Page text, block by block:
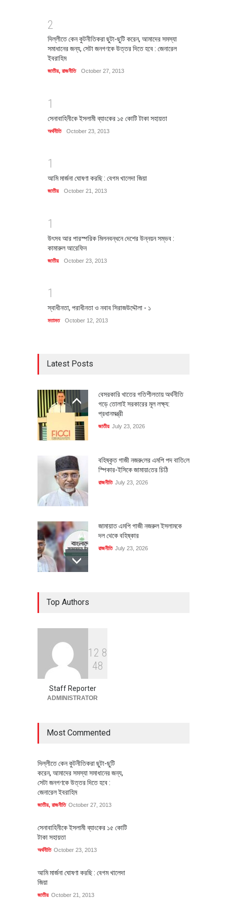
2
দিল্লীতে কেন কুটনীতিকরা ছুটা-ছুটি করেন, আমাদের সমস্যা
সমাধানের জন্য, সেটা জনগণকে উত্তর দিতে হবে : জেনারেল
ইবরাহিম
জাতীয়, রাজনীতি October 27, 2013
1
সেনাবাহিনীকে ইসলামী ব্যাংকের ১৫ কোটি টাকা সহায়তা
অর্থনীতি October 23, 2013
1
আমি মার্জনা ঘোষণা করছি : বেগম খালেদা জিয়া
জাতীয় October 21, 2013
1
উৎসব আর পারস্পরিক মিলনবন্ধনে দেশের উন্নয়ন সম্ভব :
কামারুল আরেফিন
জাতীয় October 23, 2013
1
স্বাধীনতা, পরাধীনতা ও নবাব সিরাজউদ্দৌলা - ১
মতামত October 12, 2013
Latest Posts
বেসরকারি খাতের গতিশীলতায় অর্থনীতি
গড়ে তোলাই সরকারের মূল লক্ষ্য:
প্রধানমন্ত্রী
জাতীয় July 23, 2026
বহিষ্কৃত গাজী নজরু‌লের এম‌পি পদ বা‌তি‌লে
স্পিকার-ইসিকে জামায়া‌তের চি‌ঠি
রাজনীতি July 23, 2026
জামায়াত এমপি গাজী নজরুল ইসলামকে
দল থেকে বহিষ্কার
রাজনীতি July 23, 2026
বৈশ্বিক প্রতিযোগিতা সক্ষমতা বাড়াতে
পোশাক শিল্পে নতুন উদ্যোগ
Top Authors
1 2 8
48
Staff Reporter
ADMINISTRATOR
Most Commented
দিল্লীতে কেন কুটনীতিকরা ছুটা-ছুটি
করেন, আমাদের সমস্যা সমাধানের জন্য,
সেটা জনগণকে উত্তর দিতে হবে :
জেনারেল ইবরাহিম
জাতীয়, রাজনীতি October 27, 2013
সেনাবাহিনীকে ইসলামী ব্যাংকের ১৫ কোটি
টাকা সহায়তা
অর্থনীতি October 23, 2013
আমি মার্জনা ঘোষণা করছি : বেগম খালেদা
জিয়া
জাতীয় October 21, 2013